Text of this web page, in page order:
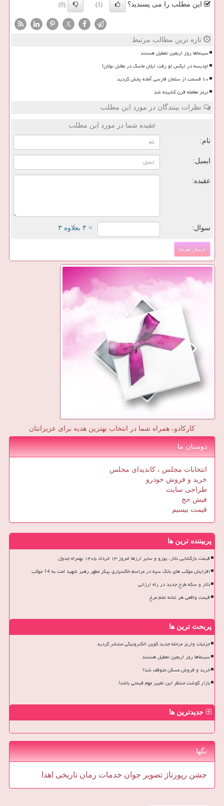
این مطلب را می پسندید؟ (1)
(0)
X
تازه ترین مطالب مرتبط
سینماها روز اربعین تعطیل هستند
اودیسه در ایکس لو رفت ایلان ماسک در مقابل نولان!
۶۰ قسمت از سلمان فارسی آماده پخش گردید
ترمز معامله قرن کشیده شد
نظرات بینندگان در مورد این مطلب
عقیده شما در مورد این مطلب
نام:
ایمیل:
عقیده:
سوال: = ۳ بعلاوه ۳
کارکادو، همراه شما در انتخاب بهترین هدیه برای عزیزانتان
دوستان ما
انتخابات مجلس ، کاندیدای مجلس
خرید و فروش خودرو
طراحی سایت
فیش حج
قیمت بیسیم
پربیننده ترین ها
قیمت بازگشایی دلار، یورو و سایر ارزها امروز ۱۳ خرداد ۱۴۰۵ بهمراه جدول
افزایش موکب های بانک سپه در مراسم خاکسپاری پیکر مطهر رهبر شهید امت به 14 موکب
دلار و سکه طرح جدید در راه ارزانی
قیمت واقعی هر شانه تخم مرغ
پربحث ترین ها
جزئیات واریز مرحله جدید کوپن الکترونیکی منتشر گردید
سینماها روز اربعین تعطیل هستند
خرید و فروش مسکن متوقف شد؟
بازار گوشت منتظر این تغییر مهم قیمتی باشد!
جدیدترین ها
تگها
جشن رپورتاژ تصویر جوان خدمات رمان تاریخی اهدا